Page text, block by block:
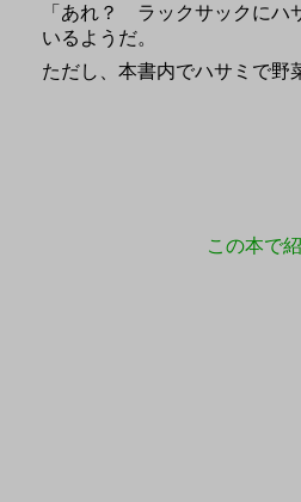
「あれ？ ラックサックにハ
いるようだ。
ただし、本書内でハサミで
この本で